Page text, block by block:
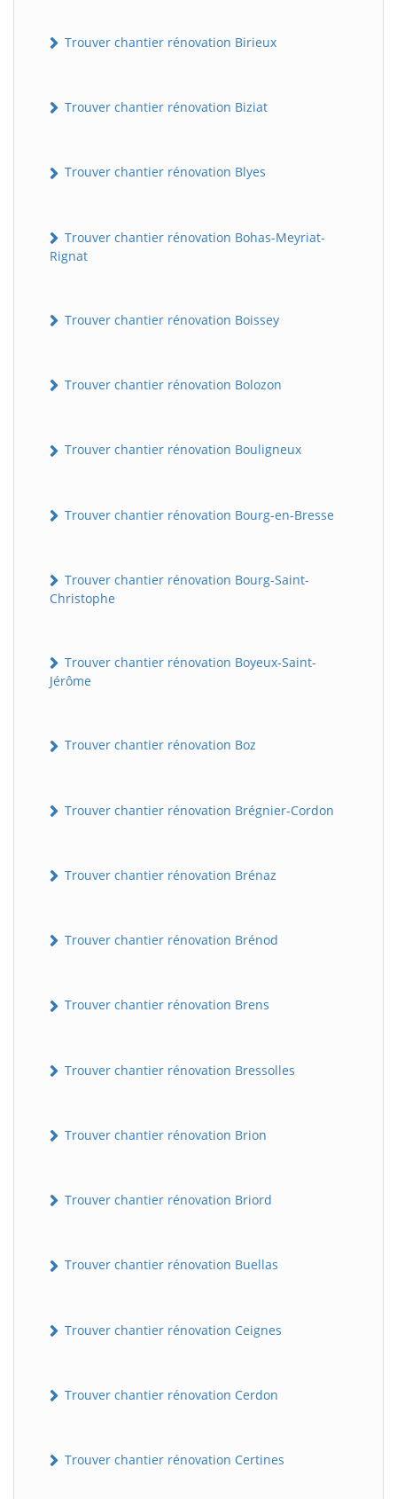
Trouver chantier rénovation Birieux
Trouver chantier rénovation Biziat
Trouver chantier rénovation Blyes
Trouver chantier rénovation Bohas-Meyriat-
Rignat
Trouver chantier rénovation Boissey
Trouver chantier rénovation Bolozon
Trouver chantier rénovation Bouligneux
Trouver chantier rénovation Bourg-en-Bresse
Trouver chantier rénovation Bourg-Saint-
Christophe
Trouver chantier rénovation Boyeux-Saint-
Jérôme
Trouver chantier rénovation Boz
Trouver chantier rénovation Brégnier-Cordon
Trouver chantier rénovation Brénaz
Trouver chantier rénovation Brénod
Trouver chantier rénovation Brens
Trouver chantier rénovation Bressolles
Trouver chantier rénovation Brion
Trouver chantier rénovation Briord
Trouver chantier rénovation Buellas
Trouver chantier rénovation Ceignes
Trouver chantier rénovation Cerdon
Trouver chantier rénovation Certines